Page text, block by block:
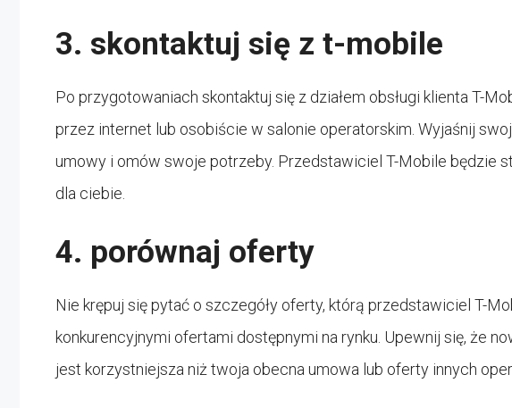
3. skontaktuj się z t-mobile
Po przygotowaniach skontaktuj się z działem obsługi klienta T-
przez internet lub osobiście w salonie operatorskim. Wyjaśnij
umowy i omów swoje potrzeby. Przedstawiciel T-Mobile będzie
dla ciebie.
4. porównaj oferty
Nie krępuj się pytać o szczegóły oferty, którą przedstawiciel T-
konkurencyjnymi ofertami dostępnymi na rynku. Upewnij się, że
jest korzystniejsza niż twoja obecna umowa lub oferty innych